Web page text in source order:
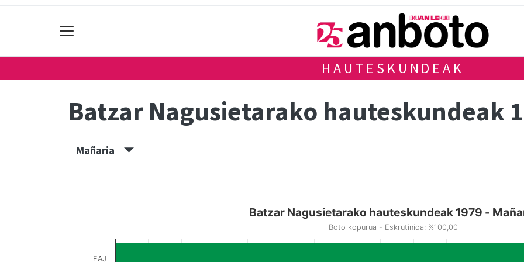
HAUTESKUNDEAK
Batzar Nagusietarako hauteskundeak
Mañaria
Batzar Nagusietarako hauteskundeak 1979 -
Boto kopurua - Eskrutinioa: %100,00
EAJ